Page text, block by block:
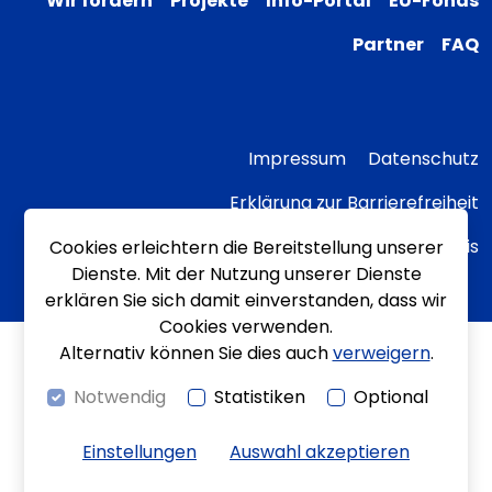
Partner
FAQ
Impressum
Datenschutz
Erklärung zur Barrierefreiheit
Transparenzhinweis
Cookies erleichtern die Bereitstellung unserer
Dienste. Mit der Nutzung unserer Dienste
erklären Sie sich damit einverstanden, dass wir
Cookies verwenden.
Alternativ können Sie dies auchverweigern.
Notwendig
Statistiken Optional
Einstellungen Auswahl akzeptieren